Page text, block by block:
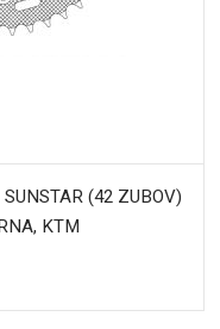
(42 ZUBOV)
KTM